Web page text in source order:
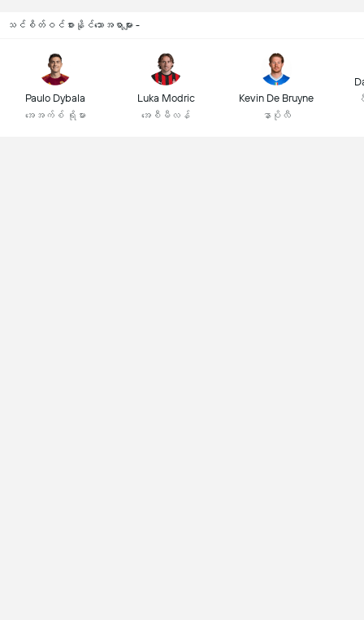
သင်စိတ်ဝင်စားနိုင်သောအရာများ -
Paulo Dybala
အေအက်စ် ရိုမား
Luka Modric
အေစီမီလန်
Kevin De Bruyne
နာပိုလီ